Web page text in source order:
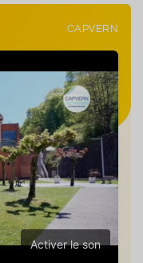
CAPVERN
Activer le son